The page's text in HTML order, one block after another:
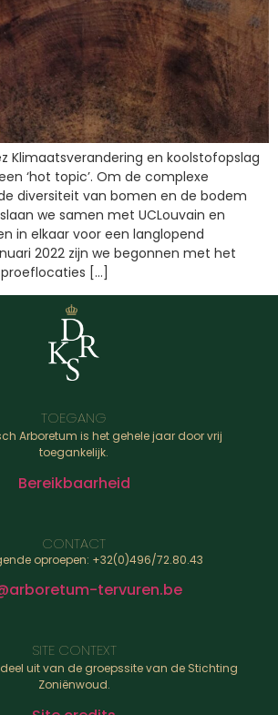
Klimaatsverandering en koolstofopslag
‘hot topic’. Om de complexe
diversiteit van bomen en de bodem
we samen met UCLouvain en
in elkaar voor een langlopend
2022 zijn we begonnen met het
[…]
TOEGANG
Arboretum is het gehele jaar door vrij
toegankelijk.
Bereikbaarheid
CONTACT
oproepen: +32(0)496/72.80.43
tervuren.be
SITE CONTEXT
uit van de groepssite van de Stichting
Zoniënwoud.